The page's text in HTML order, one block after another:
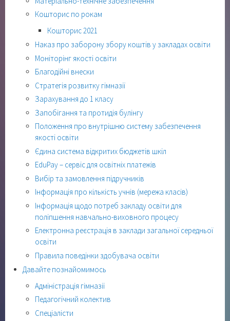
Кошторис по рокам
Кошторис 2021
Наказ про заборону збору коштів у закладах освіти
Моніторінг якості освіти
Благодійні внески
Стратегія розвитку гімназії
Зарахування до 1 класу
Запобігання та протидія булінгу
Положення про внутрішню систему забезпечення
якості освіти
Єдина система відкритих бюджетів шкіл
EduPay – сервіс для освітніх платежів
Вибір та замовлення підручників
Інформація про кількість учнів (мережа класів)
Інформація щодо потреб закладу освіти для
поліпшення навчально-виховного процесу
Електронна реєстрація в заклади загальної середньої
освіти
Правила поведінки здобувача освіти
Давайте познайомимось
Адміністрація гімназії
Педагогічний колектив
Спеціалісти